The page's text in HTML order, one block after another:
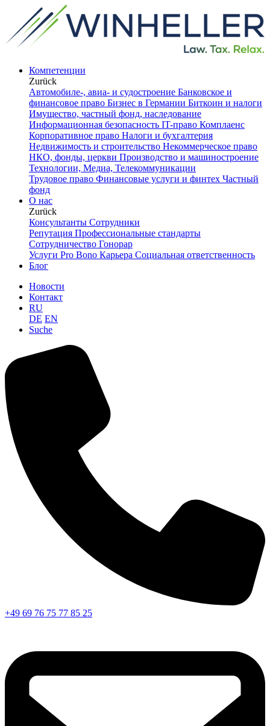
Компетенции
Zurück
Автомобиле-, авиа- и судостроение Банковское и
финансовое право Бизнес в Германии Биткоин и налоги
Имущество, частный фонд, наследование
Информационная безопасность IT-право Комплаенс
Корпоративное право Налоги и бухгалтерия
Недвижимость и строительство Некоммерческое право
НКО, фонды, церкви Производство и машиностроение
Технологии, Медиа, Телекоммуникации
Трудовое право Финансовые услуги и финтех Частный
фонд
О нас
Zurück
Консультанты Сотрудники
Репутация Профессиональные стандарты
Сотрудничество Гонорар
Услуги Pro Bono Карьера Социальная ответственность
Блог
Новости
Контакт
RU
DE EN
Suche
+49 69 76 75 77 85 25